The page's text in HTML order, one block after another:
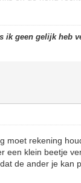
ik geen gelijk heb
moet rekening
een klein beetje
de ander je kan